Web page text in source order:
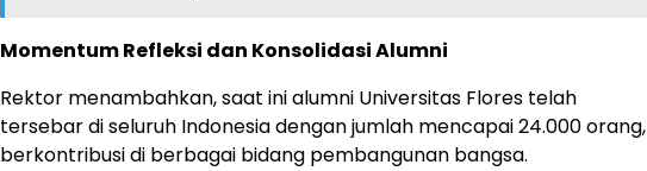
Momentum Refleksi dan Konsolidasi Alumni
Rektor menambahkan, saat ini alumni Universitas Flores telah
tersebar di seluruh Indonesia dengan jumlah mencapai 24.000 orang,
berkontribusi di berbagai bidang pembangunan bangsa.